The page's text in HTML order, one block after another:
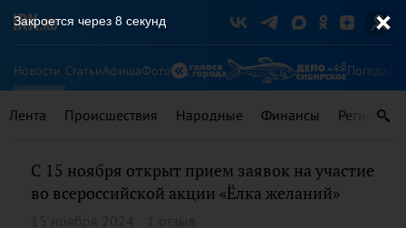
Новости СтатьиАфишаФото Погода
Лента Происшествия Народные Финансы Регионы
С 15 ноября открыт прием заявок на участие
во всероссийской акции «Ёлка желаний»
Закроется через 7 секунд